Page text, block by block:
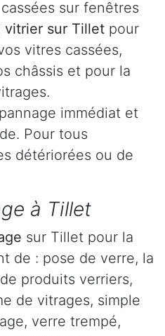
sur fenêtres
vitrier sur Tillet pour
vitres cassées,
châssis et pour la
immédiat et
Pour tous
détériorées ou de
à Tillet
sur Tillet pour la
de : pose de verre, la
produits verriers,
de vitrages, simple
verre trempé,